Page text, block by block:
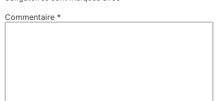
Commentaire *